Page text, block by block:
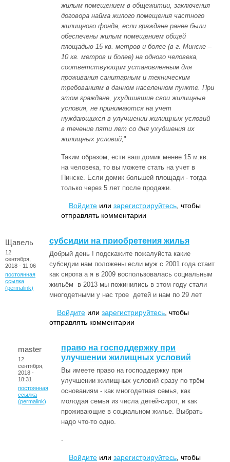
жилым помещением в общежитии, заключения
договора найма жилого помещения частного
жилищного фонда, если граждане ранее были
обеспечены жилым помещением общей
площадью 15 кв. метров и более (в г. Минске –
10 кв. метров и более) на одного человека,
соответствующим установленным для
проживания санитарным и техническим
требованиям в данном населенном пункте. При
этом граждане, ухудшившие свои жилищные
условия, не принимаются на учет
нуждающихся в улучшении жилищных условий
в течение пяти лет со дня ухудшения их
жилищных условий;"
Таким образом, ести ваш домик менее 15 м.кв.
на человека, то вы можете стать на учет в
Пинске. Если домик большей площади - тогда
только через 5 лет после продажи.
Войдите или зарегистрируйтесь , чтобы
отправлять комментарии
Щавель
12
сентября,
2018 - 11:06
постоянная
ссылка
(permalink)
субсидии на приобретения жилья
Добрый день ! подскажите пожалуйста какие
субсидии нам положены если муж с 2001 года стаит
как сирота а я в 2009 воспользовалась социальным
жильём в 2013 мы пожинились в этом году стали
многодетными у нас трое детей и нам по 29 лет
Войдите или зарегистрируйтесь , чтобы
отправлять комментарии
master
12
сентября,
2018 -
18:31
постоянная
ссылка
(permalink)
право на господдержку при
улучшении жилищных условий
Вы имеете право на господдержку при
улучшении жилищных условий сразу по трём
основаниям - как многодетная семья, как
молодая семья из числа детей-сирот, и как
проживающие в социальном жилье. Выбрать
надо что-то одно.
-
Войдите или зарегистрируйтесь , чтобы